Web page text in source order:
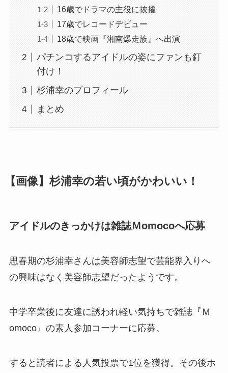
16歳でドラマの主役に抜擢
17歳でレコードデビュー
18歳で映画『湘南爆走族』へ出演
パチンコするアイドルの姿にファンも釘
付け！
杉浦幸のプロフィール
まとめ
【画像】杉浦幸の若い頃がかわいい！
アイドルのきっかけは雑誌Ｍomocoへ応募
思春期の杉浦幸さんは美容師志望で芸能界入りへ
の興味はなく美容師志望だったようです。
中学卒業後に友達に誘われ軽い気持ちで雑誌『Ｍ
omoco』の素人参加コーナーに応募。
すると読者による人気投票で1位を獲得。その後ホ